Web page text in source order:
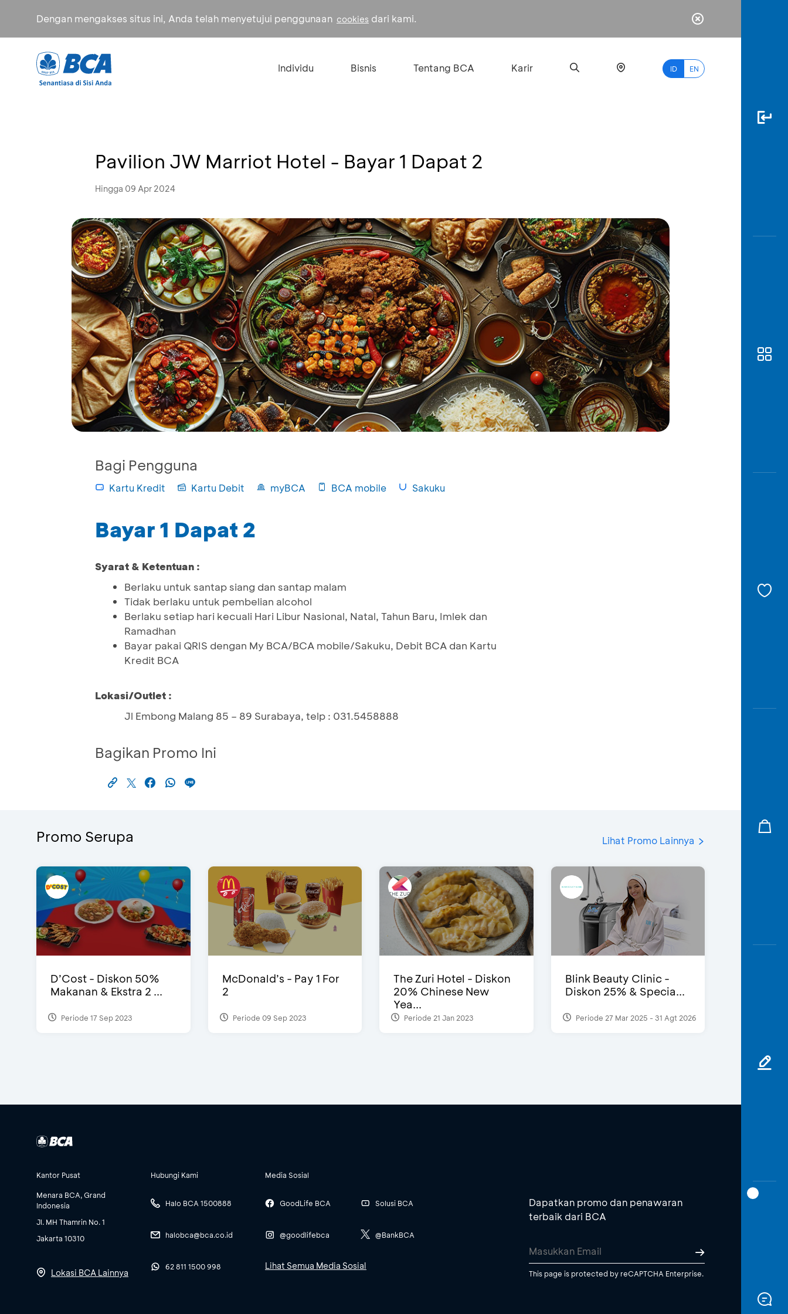
Dengan mengakses situs ini, Anda telah menyetujui penggunaan cookies dari kami.
Individu Bisnis Tentang BCA Karir ID EN
Pavilion JW Marriot Hotel - Bayar 1 Dapat 2
Hingga 09 Apr 2024
Bagi Pengguna
Kartu Kredit Kartu Debit myBCA BCA mobile Sakuku
Bayar 1 Dapat 2
Syarat & Ketentuan :
Berlaku untuk santap siang dan santap malam
Tidak berlaku untuk pembelian alcohol
Berlaku setiap hari kecuali Hari Libur Nasional, Natal, Tahun Baru, Imlek dan
Ramadhan
Bayar pakai QRIS dengan My BCA/BCA mobile/Sakuku, Debit BCA dan Kartu
Kredit BCA
Lokasi/Outlet :
Jl Embong Malang 85 – 89 Surabaya, telp : 031.5458888
Bagikan Promo Ini
Promo Serupa Lihat Promo Lainnya
D’Cost - Diskon 50%
Makanan & Ekstra 2 ...
Periode 17 Sep 2023
McDonald’s - Pay 1 For
2
Periode 09 Sep 2023
The Zuri Hotel - Diskon
20% Chinese New
Yea...
Periode 21 Jan 2023
Blink Beauty Clinic -
Diskon 25% & Specia...
Periode 27 Mar 2025 - 31 Agt 2026
Kantor Pusat
Menara BCA, Grand
Indonesia
Jl. MH Thamrin No. 1
Jakarta 10310
Lokasi BCA Lainnya
Hubungi Kami
Halo BCA 1500888
halobca@bca.co.id
62 811 1500 998
Media Sosial
GoodLife BCA
@goodlifebca
Solusi BCA
@BankBCA
Lihat Semua Media Sosial
Dapatkan promo dan penawaran
terbaik dari BCA
This page is protected by reCAPTCHA Enterprise.